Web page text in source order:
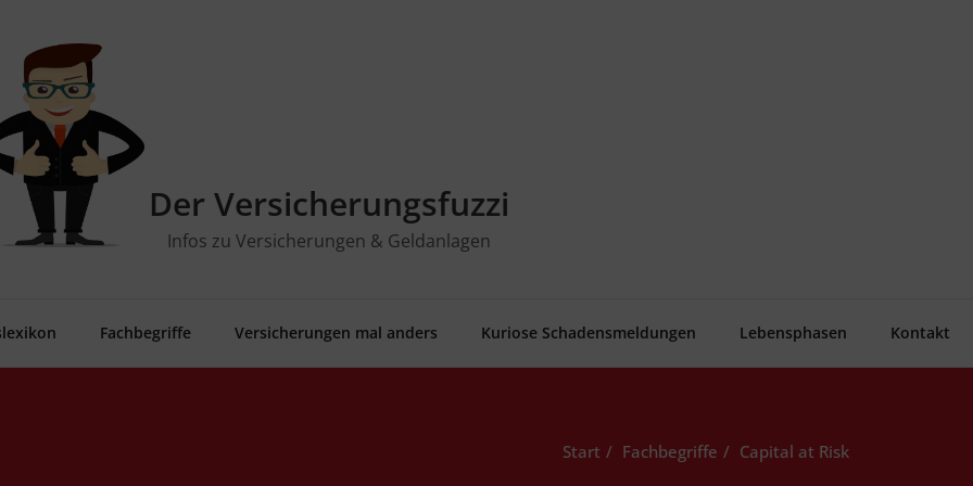
Der Versicherungsfuzzi
Infos zu Versicherungen & Geldanlagen
Fach­be­grif­fe Ver­si­che­run­gen mal anders Kurio­se Schadensmeldungen Lebens­pha­sen Kon­takt
Start Fachbegriffe Capi­tal at Risk